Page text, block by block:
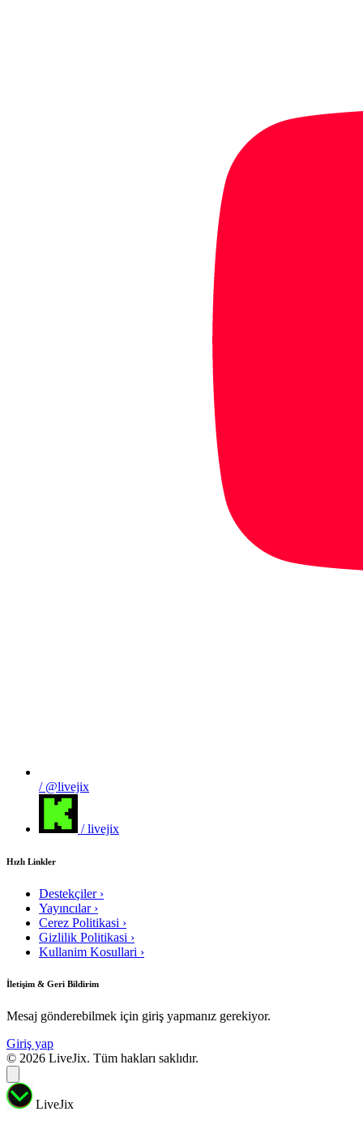
/ @livejix
/ livejix
Hızlı Linkler
Destekçiler ›
Yayıncılar ›
Cerez Politikasi ›
Gizlilik Politikasi ›
Kullanim Kosullari ›
İletişim & Geri Bildirim
Mesaj gönderebilmek için giriş yapmanız gerekiyor.
Giriş yap
© 2026 LiveJix. Tüm hakları saklıdır.
LiveJix